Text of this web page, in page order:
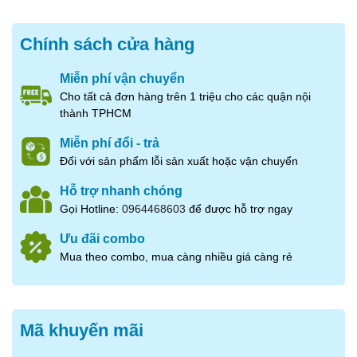
Chính sách cửa hàng
Miễn phí vận chuyển
Cho tất cả đơn hàng trên 1 triệu cho các quận nội
thành TPHCM
Miễn phí đổi - trả
Đối với sản phẩm lỗi sản xuất hoặc vận chuyển
Hỗ trợ nhanh chóng
Gọi Hotline: 0964468603 để được hỗ trợ ngay
Ưu đãi combo
Mua theo combo, mua càng nhiều giá càng rẻ
Mã khuyến mãi